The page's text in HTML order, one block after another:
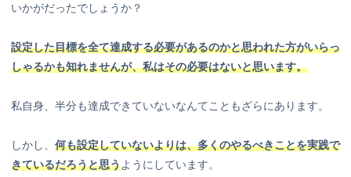
いかがだったでしょうか？
設定した目標を全て達成する必要があるのかと思われた方がいらっ
しゃるかも知れませんが、私はその必要はないと思います。
私自身、半分も達成できていないなんてこともざらにあります。
しかし、 何も設定していないよりは、多くのやるべきことを実践で
きているだろうと思うようにしています。